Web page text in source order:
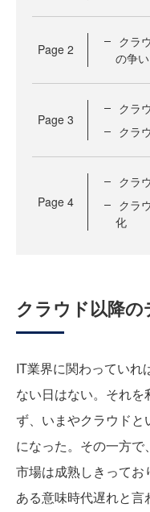
Page 2
クラ
の争い
Page 3
クラ
クラ
Page 4
クラ
クラ
化
クラウド以降
IT業界に関わっていれ
ない日はない。それ
ず、いまやクラウド
になった。その一方
市場は成熟しきって
ある意味時代遅れと